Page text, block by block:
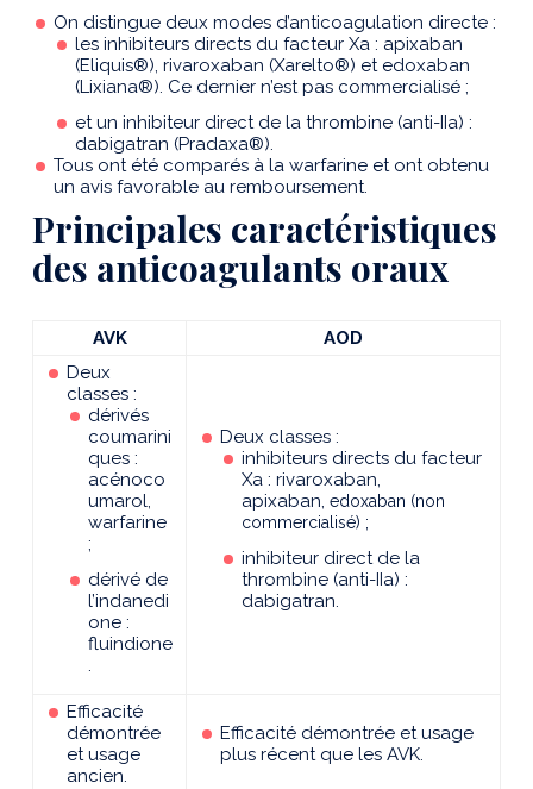
On distingue deux modes d’anticoagulation directe :
les inhibiteurs directs du facteur Xa : apixaban
(Eliquis®), rivaroxaban (Xarelto®) et edoxaban
(Lixiana®). Ce dernier n’est pas commercialisé ;
et un inhibiteur direct de la thrombine (anti-IIa) :
dabigatran (Pradaxa®).
Tous ont été comparés à la warfarine et ont obtenu
un avis favorable au remboursement.
Principales caractéristiques
des anticoagulants oraux
AVK
AOD
Deux
classes :
dérivés
coumarini
ques :
acénoco
umarol,
warfarine
;
dérivé de
l’indanedi
one :
fluindione
.
Deux classes :
inhibiteurs directs du facteur
Xa : rivaroxaban,
apixaban, edoxaban (non
commercialisé) ;
inhibiteur direct de la
thrombine (anti-IIa) :
dabigatran.
Efficacité
démontrée
et usage
ancien.
Efficacité démontrée et usage
plus récent que les AVK.